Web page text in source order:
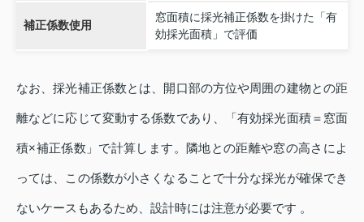
補正係数使用
窓面積に採光補正係数を掛けた「有
効採光面積」で評価
なお、採光補正係数とは、開口部の方位や周囲の建物との距
離などに応じて変動する係数であり、「有効採光面積＝窓面
積×補正係数」で計算します。隣地との距離や窓の高さによ
っては、この係数が小さくなることで十分な採光が確保でき
ないケースもあるため、設計時には注意が必要です 。